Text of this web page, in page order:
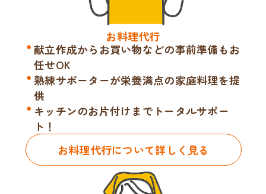
お料理代行
献立作成からお買い物などの事前準備もお
任せOK
熟練サポーターが栄養満点の家庭料理を提
供
キッチンのお片付けまでトータルサポー
ト！
お料理代行について詳しく見る